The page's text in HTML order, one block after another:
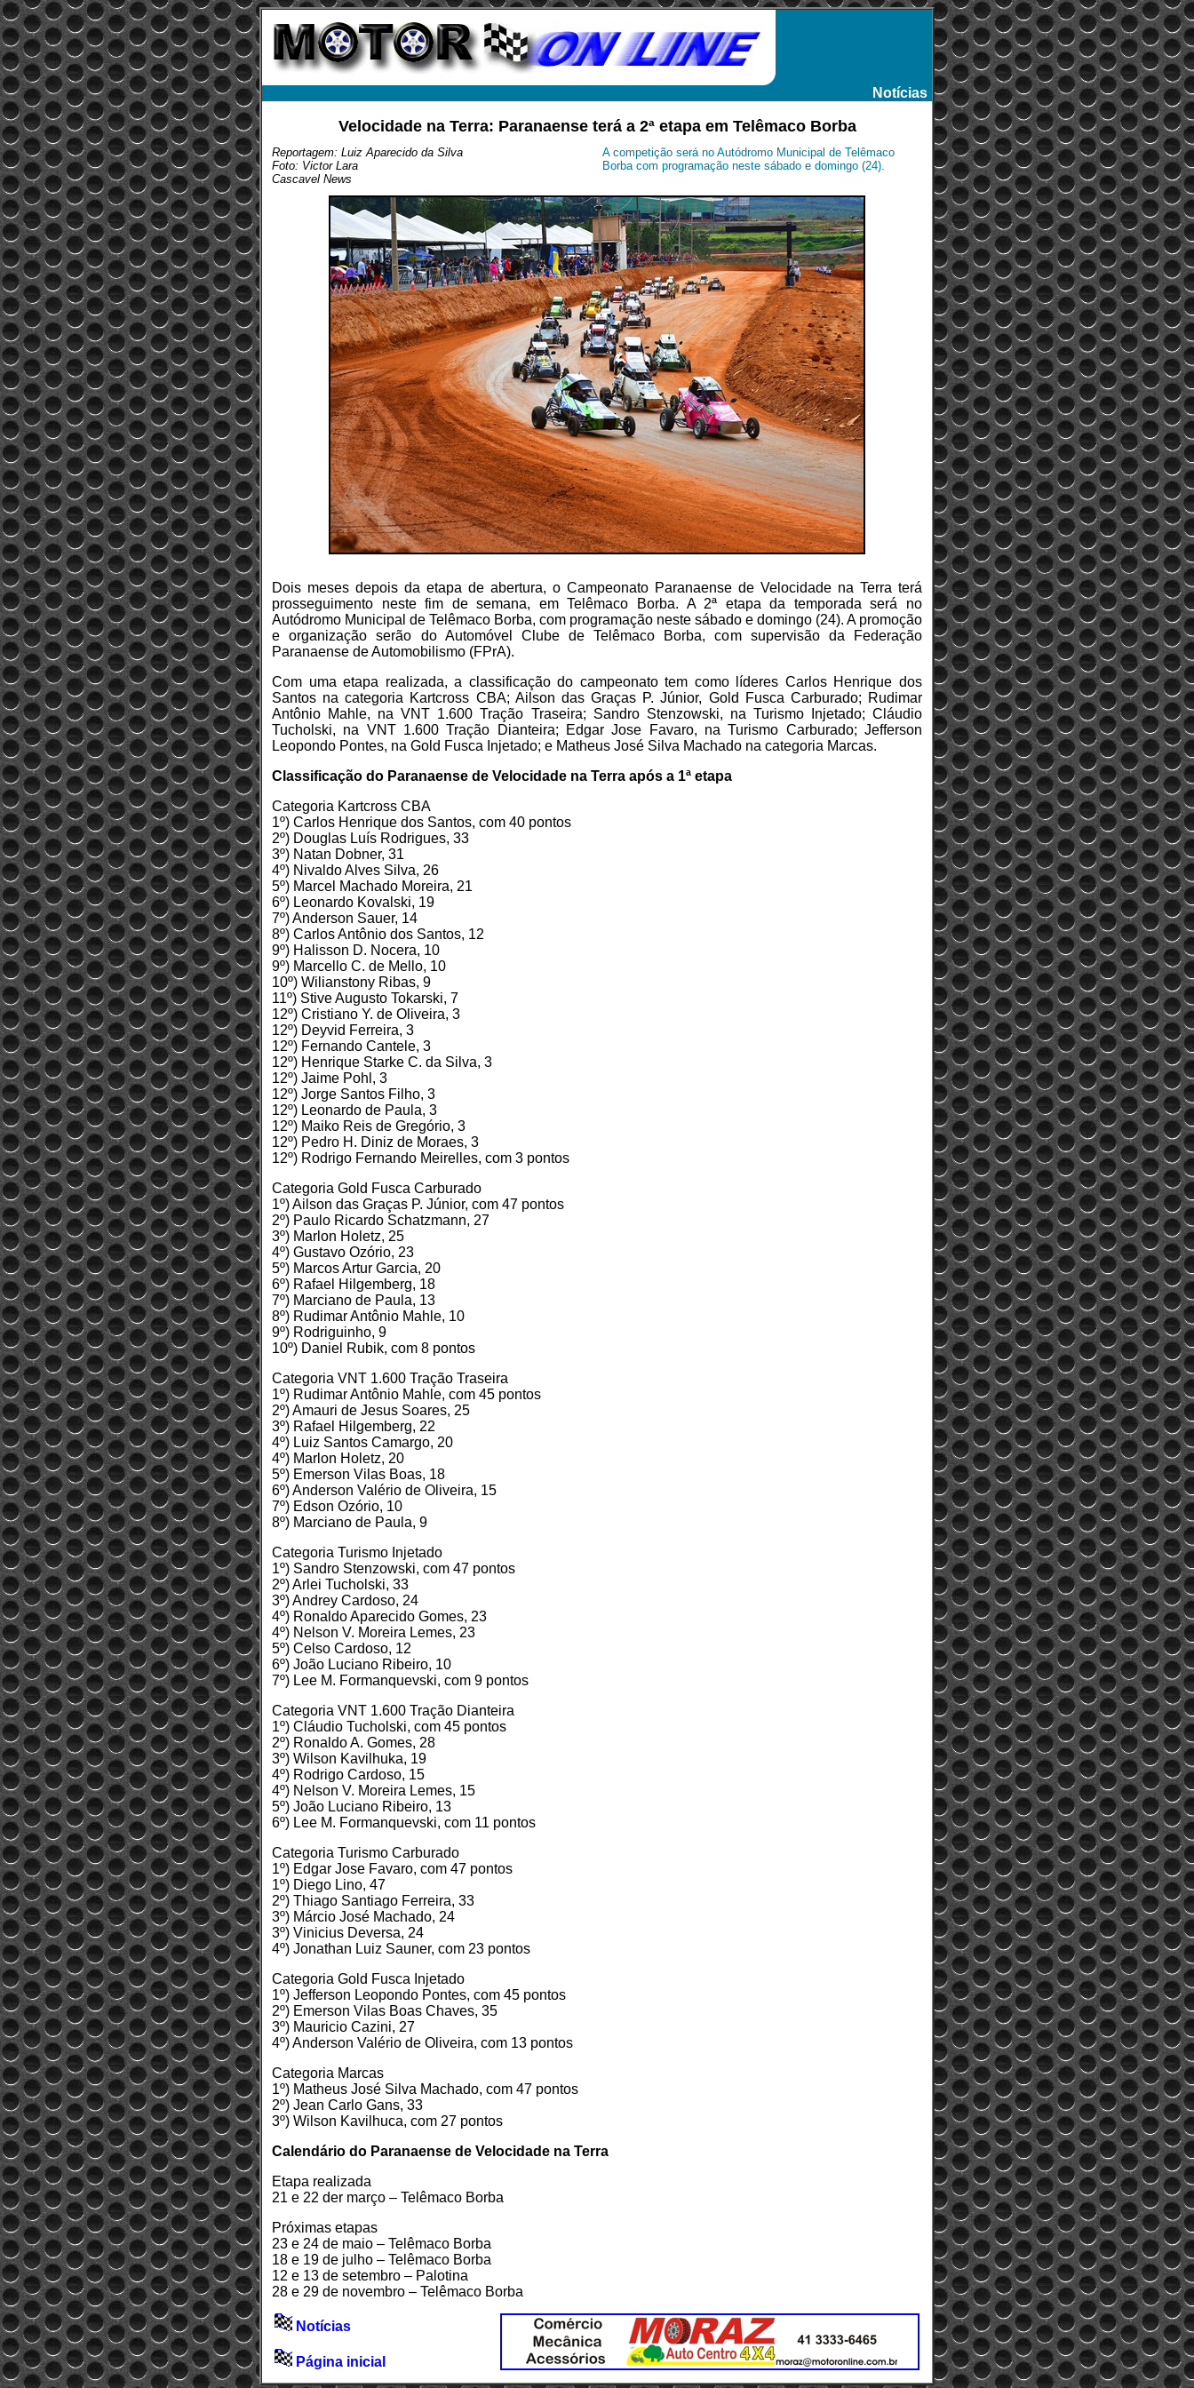
Notícias
Velocidade na Terra: Paranaense terá a 2ª etapa em Telêmaco Borba
Reportagem: Luiz Aparecido da Silva
Foto: Victor Lara
Cascavel News
A competição será no Autódromo Municipal de Telêmaco
Borba com programação neste sábado e domingo (24).
Dois meses depois da etapa de abertura, o Campeonato Paranaense de Velocidade na Terra terá
prosseguimento neste fim de semana, em Telêmaco Borba. A 2ª etapa da temporada será no
Autódromo Municipal de Telêmaco Borba, com programação neste sábado e domingo (24). A promoção
e organização serão do Automóvel Clube de Telêmaco Borba, com supervisão da Federação
Paranaense de Automobilismo (FPrA).
Com uma etapa realizada, a classificação do campeonato tem como líderes Carlos Henrique dos
Santos na categoria Kartcross CBA; Ailson das Graças P. Júnior, Gold Fusca Carburado; Rudimar
Antônio Mahle, na VNT 1.600 Tração Traseira; Sandro Stenzowski, na Turismo Injetado; Cláudio
Tucholski, na VNT 1.600 Tração Dianteira; Edgar Jose Favaro, na Turismo Carburado; Jefferson
Leopondo Pontes, na Gold Fusca Injetado; e Matheus José Silva Machado na categoria Marcas.
Classificação do Paranaense de Velocidade na Terra após a 1ª etapa
Categoria Kartcross CBA
1º) Carlos Henrique dos Santos, com 40 pontos
2º) Douglas Luís Rodrigues, 33
3º) Natan Dobner, 31
4º) Nivaldo Alves Silva, 26
5º) Marcel Machado Moreira, 21
6º) Leonardo Kovalski, 19
7º) Anderson Sauer, 14
8º) Carlos Antônio dos Santos, 12
9º) Halisson D. Nocera, 10
9º) Marcello C. de Mello, 10
10º) Wilianstony Ribas, 9
11º) Stive Augusto Tokarski, 7
12º) Cristiano Y. de Oliveira, 3
12º) Deyvid Ferreira, 3
12º) Fernando Cantele, 3
12º) Henrique Starke C. da Silva, 3
12º) Jaime Pohl, 3
12º) Jorge Santos Filho, 3
12º) Leonardo de Paula, 3
12º) Maiko Reis de Gregório, 3
12º) Pedro H. Diniz de Moraes, 3
12º) Rodrigo Fernando Meirelles, com 3 pontos
Categoria Gold Fusca Carburado
1º) Ailson das Graças P. Júnior, com 47 pontos
2º) Paulo Ricardo Schatzmann, 27
3º) Marlon Holetz, 25
4º) Gustavo Ozório, 23
5º) Marcos Artur Garcia, 20
6º) Rafael Hilgemberg, 18
7º) Marciano de Paula, 13
8º) Rudimar Antônio Mahle, 10
9º) Rodriguinho, 9
10º) Daniel Rubik, com 8 pontos
Categoria VNT 1.600 Tração Traseira
1º) Rudimar Antônio Mahle, com 45 pontos
2º) Amauri de Jesus Soares, 25
3º) Rafael Hilgemberg, 22
4º) Luiz Santos Camargo, 20
4º) Marlon Holetz, 20
5º) Emerson Vilas Boas, 18
6º) Anderson Valério de Oliveira, 15
7º) Edson Ozório, 10
8º) Marciano de Paula, 9
Categoria Turismo Injetado
1º) Sandro Stenzowski, com 47 pontos
2º) Arlei Tucholski, 33
3º) Andrey Cardoso, 24
4º) Ronaldo Aparecido Gomes, 23
4º) Nelson V. Moreira Lemes, 23
5º) Celso Cardoso, 12
6º) João Luciano Ribeiro, 10
7º) Lee M. Formanquevski, com 9 pontos
Categoria VNT 1.600 Tração Dianteira
1º) Cláudio Tucholski, com 45 pontos
2º) Ronaldo A. Gomes, 28
3º) Wilson Kavilhuka, 19
4º) Rodrigo Cardoso, 15
4º) Nelson V. Moreira Lemes, 15
5º) João Luciano Ribeiro, 13
6º) Lee M. Formanquevski, com 11 pontos
Categoria Turismo Carburado
1º) Edgar Jose Favaro, com 47 pontos
1º) Diego Lino, 47
2º) Thiago Santiago Ferreira, 33
3º) Márcio José Machado, 24
3º) Vinicius Deversa, 24
4º) Jonathan Luiz Sauner, com 23 pontos
Categoria Gold Fusca Injetado
1º) Jefferson Leopondo Pontes, com 45 pontos
2º) Emerson Vilas Boas Chaves, 35
3º) Mauricio Cazini, 27
4º) Anderson Valério de Oliveira, com 13 pontos
Categoria Marcas
1º) Matheus José Silva Machado, com 47 pontos
2º) Jean Carlo Gans, 33
3º) Wilson Kavilhuca, com 27 pontos
Calendário do Paranaense de Velocidade na Terra
Etapa realizada
21 e 22 der março – Telêmaco Borba
Próximas etapas
23 e 24 de maio – Telêmaco Borba
18 e 19 de julho – Telêmaco Borba
12 e 13 de setembro – Palotina
28 e 29 de novembro – Telêmaco Borba
Notícias
Página inicial